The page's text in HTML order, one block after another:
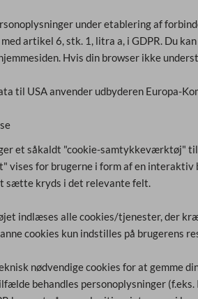
under etablering af
artikel 6, stk. 1, litra a, i GDPR. Du
Hvis din browser ikke
til USA anvender udbyderen Europa-
et såkaldt "cookie-samtykkeværktøj"
for brugerne i form af en interaktiv
sætte kryds i det relevante felt.
indlæses alle cookies/tjenester, der
cookies kun indstilles på brugerens
nødvendige cookies for at gemme
behandles personoplysninger